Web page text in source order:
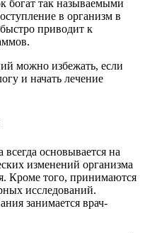
богат так называемыми
в организм в
приводит к
можно избежать, если
и начать лечение
основывается на
изменений организма
Кроме того, принимаются
исследований.
занимается врач-